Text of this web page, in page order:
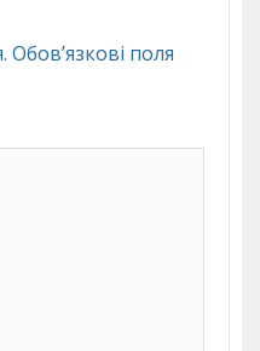
Обов’язкові поля